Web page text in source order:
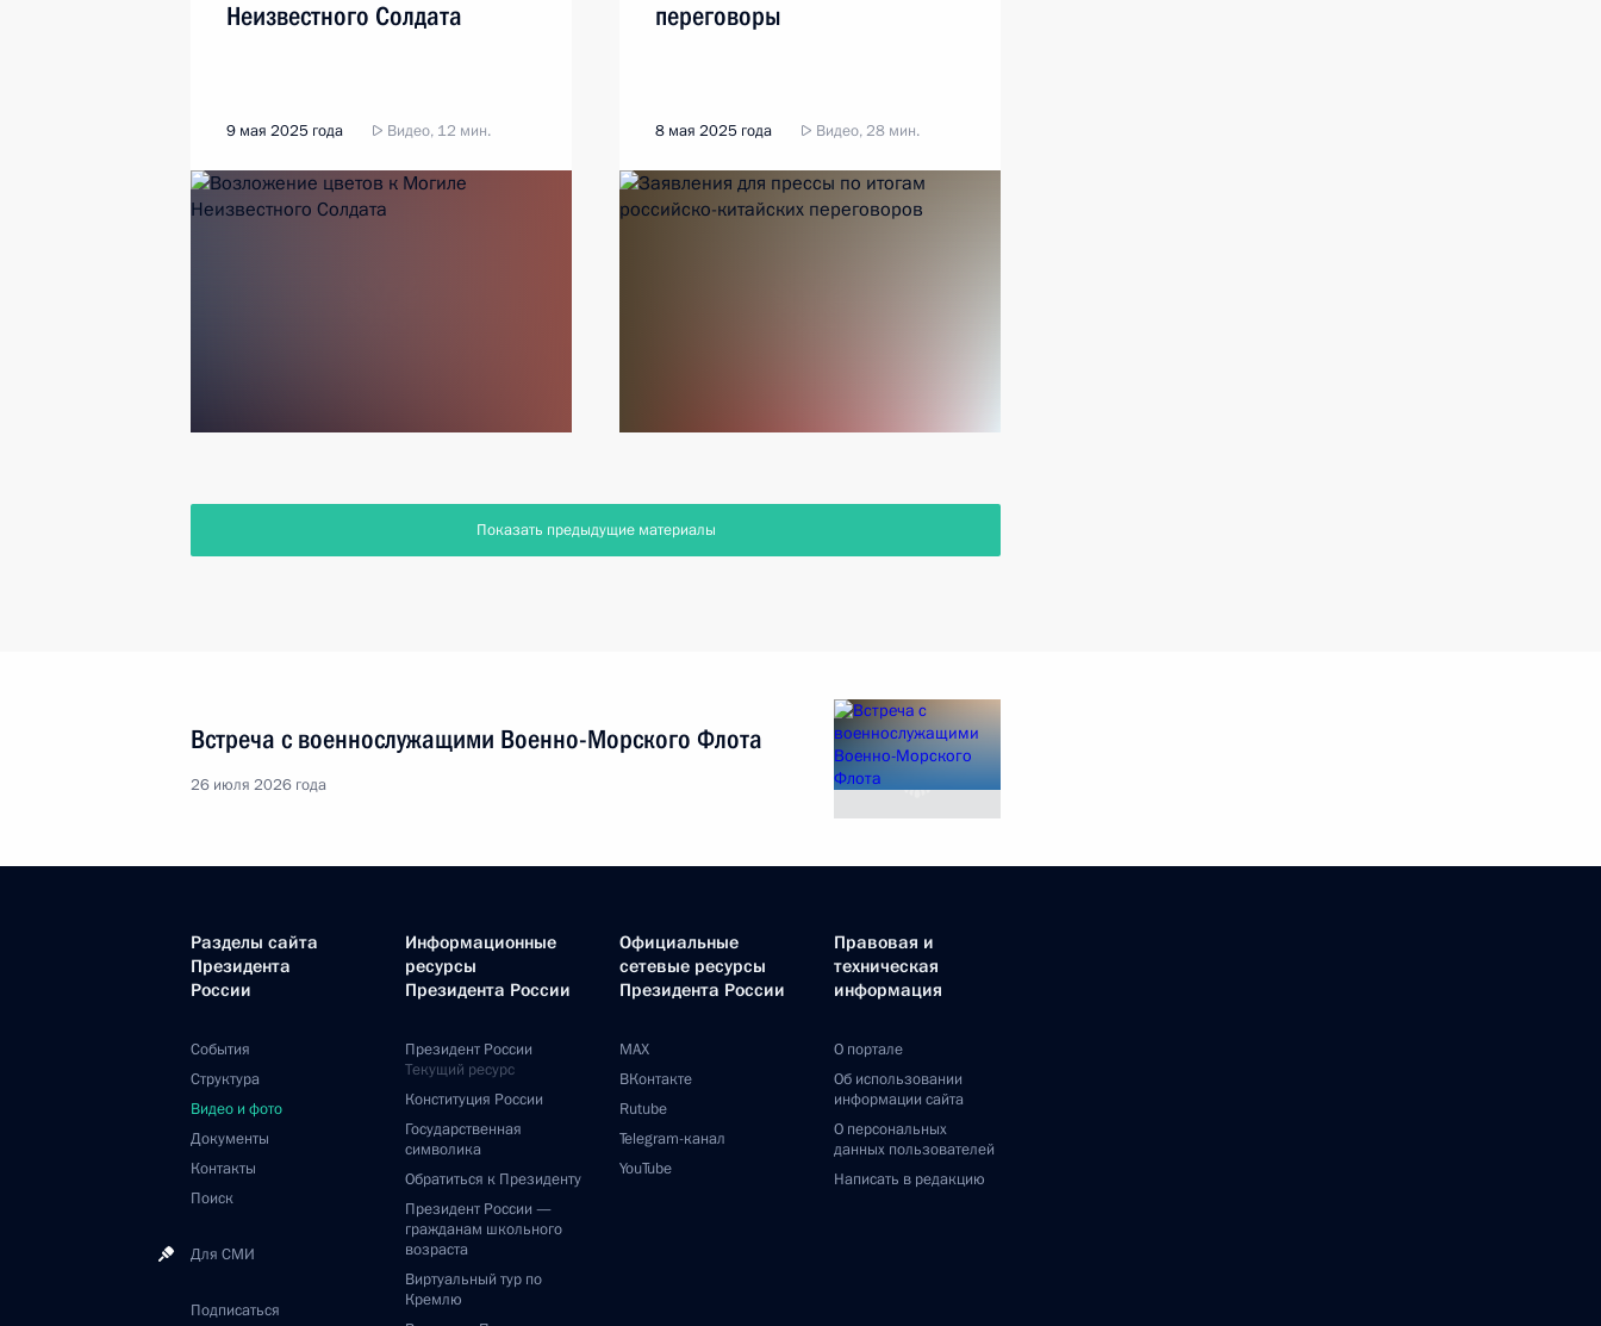
Неизвестного Солдата
9 мая 2025 года Видео, 12 мин.
переговоры
8 мая 2025 года Видео, 28 мин.
Показать предыдущие материалы
Встреча с военнослужащими Военно-Морского Флота
26 июля 2026 года
Разделы сайта
Президента
России
События
Структура
Видео и фото
Документы
Контакты
Поиск
Для СМИ
Подписаться
Информационные
ресурсы
Президента России
Президент России
Текущий ресурс
Конституция России
Государственная
символика
Обратиться к Президенту
Президент России —
гражданам школьного
возраста
Виртуальный тур по
Кремлю
Официальные
сетевые ресурсы
Президента России
MAX
ВКонтакте
Rutube
Telegram-канал
YouTube
Правовая и
техническая
информация
О портале
Об использовании
информации сайта
О персональных
данных пользователей
Написать в редакцию